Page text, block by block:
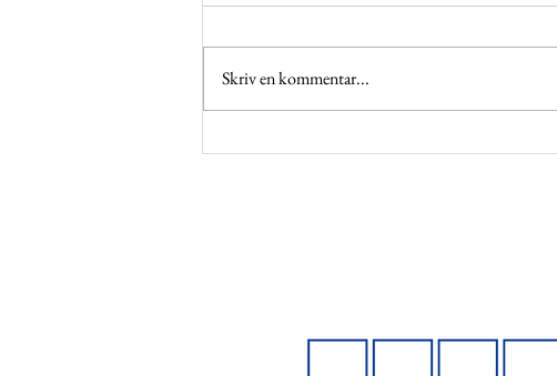
Skriv en kommentar...